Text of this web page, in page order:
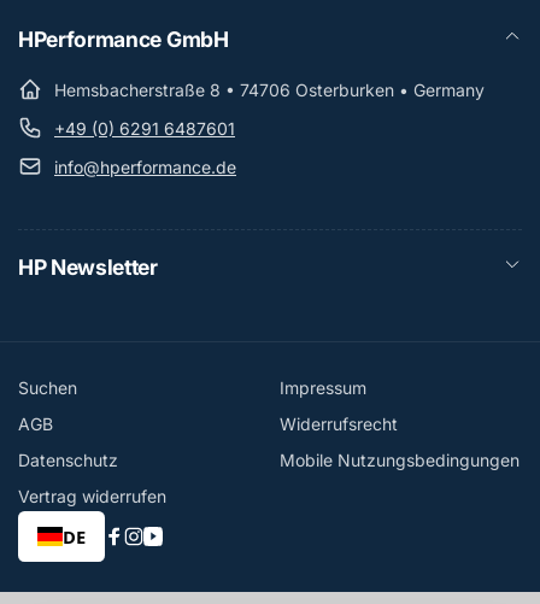
HPerformance GmbH
Hemsbacherstraße 8 • 74706 Osterburken • Germany
+49 (0) 6291 6487601
info@hperformance.de
HP Newsletter
Suchen
Impressum
AGB
Widerrufsrecht
Datenschutz
Mobile Nutzungsbedingungen
Vertrag widerrufen
DE
Facebook
Instagram
YouTube